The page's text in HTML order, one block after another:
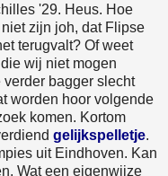
'29. Heus. Hoe
zijn joh, dat Flipse
terugvalt? Of weet
wij niet mogen
bagger slecht
worden hoor volgende
komen. Kortom
gelijkspelletje.
uit Eindhoven. Kan
Wat een eigenwijze